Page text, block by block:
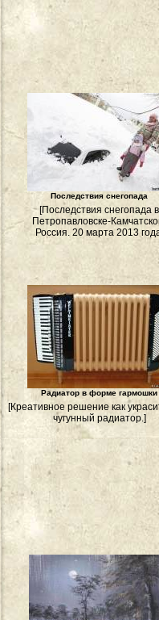
Последствия снегопада
[Последствия снегопада в
Петропавловске-
Россия. 20 марта 2013
Радиатор в форме гармошки
[Креативное решение как
чугунный радиатор.]